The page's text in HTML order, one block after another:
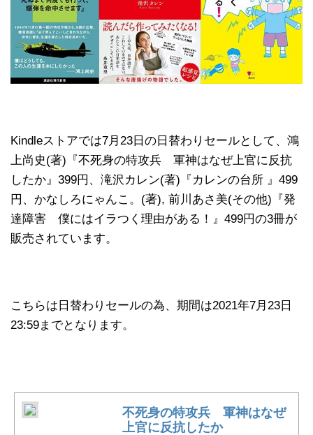
Kindleストアでは7月23日の日替わりセールとして、鴻
上尚史(著)『不死身の特攻兵 軍神はなぜ上官に反抗
したか』399円、滝沢カレン(著)『カレンの台所 』499
円、かなしろにゃんこ。(著), 前川あさ美(その他)『発
達障害 僕にはイラつく理由がある！』499円の3冊が
販売されています。
こちらは日替わりセールの為、期間は2021年7月23日
23:59までとなります。
不死身の特攻兵 軍神はなぜ
上官に反抗したか